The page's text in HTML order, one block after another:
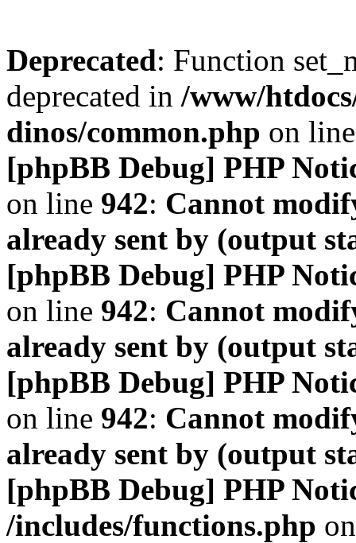
Deprecated: Function
deprecated in /www/
dinos/common.php on
[phpBB Debug] PHP
on line 942: Cannot
already sent by (output
[phpBB Debug] PHP
on line 942: Cannot
already sent by (output
[phpBB Debug] PHP
on line 942: Cannot
already sent by (output
[phpBB Debug] PHP
/includes/functions.php